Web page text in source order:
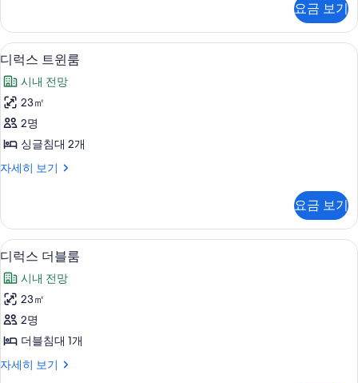
진
모
두
보
기
더
블
룸
자
세
히
보
기
요금 보기
디
럭
스
트
윈
사
모
두
보
기
고급 침구, 객실 내 금고, 암막 커튼, 방
10
디럭스 트윈룸
시내 전망
23㎡
2명
싱글침대 2개
자세히 보기
디
윈
룸
자
세
히
보
기
요금 보기
디
럭
스
더
블
사
고급 침구, 객실 내 금고, 암막 커튼, 방
9
디럭스 더블룸
시내 전망
23㎡
2명
더블침대 1개
자세히 보기
디